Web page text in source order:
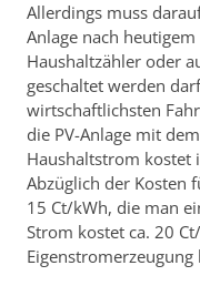
Allerdings muss
Anlage nach
Haushaltzähler oder
geschaltet werden
wirtschaftlichsten
die PV-Anlage mit
Haushaltstrom kostet
Abzüglich der Kosten
15 Ct/kWh, die man
Strom kostet ca. 20